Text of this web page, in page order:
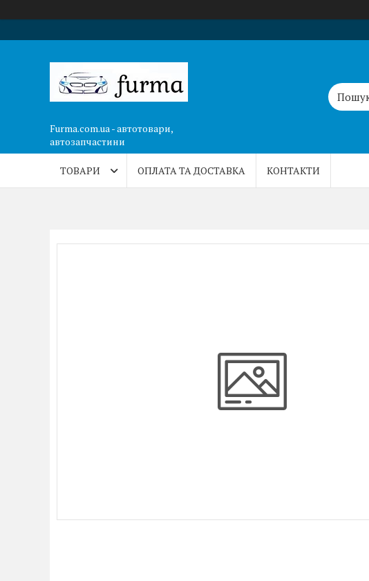
Furma.com.ua - автотовари,
автозапчастини
ТОВАРИ ОПЛАТА ТА ДОСТАВКА КОНТАКТИ